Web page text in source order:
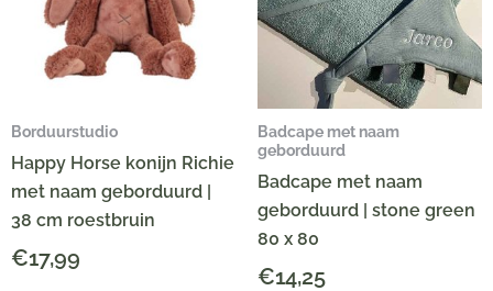
Borduurstudio
Happy Horse konijn Richie
met naam geborduurd |
38 cm roestbruin
€17,99
Badcape met naam
geborduurd
Badcape met naam
geborduurd | stone green
80 x 80
€14,25